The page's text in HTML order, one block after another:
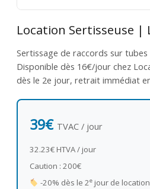
Location Sertisseuse |
Sertissage de raccords sur
Disponible dès 16€/jour chez
dès le 2e jour, retrait immédiat
39€ TVAC / jour
32.23€ HTVA / jour
Caution : 200€
-20% dès le 2ejour de location